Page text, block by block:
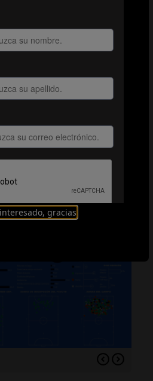
gracias
de pases completados en un
(Ucrania – Afganistán).
en el grupo C; la cifra
D.
en los tres partidos de la fase
de todas las selecciones.
KAZAJISTÁN, LIBIA Y